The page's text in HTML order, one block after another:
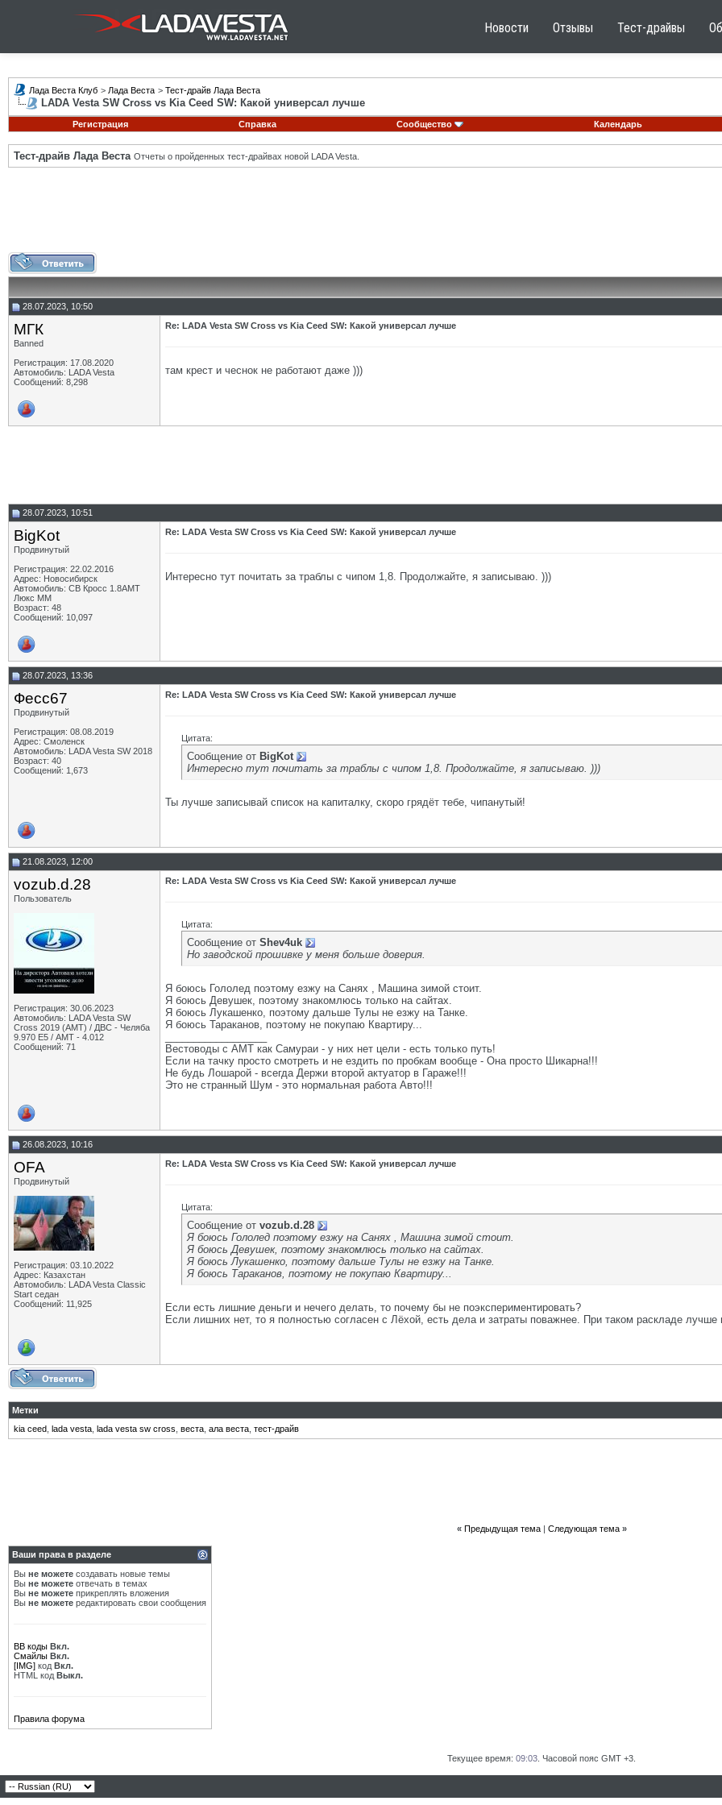
Новости Отзывы Тест-драйвы
Лада Веста Клуб > Лада Веста > Тест-драйв Лада Веста
LADA Vesta SW Cross vs Kia Ceed SW: Какой универсал лучше
Регистрация Справка Сообщество Календарь
Тест-драйв Лада Веста Отчеты о пройденных тест-драйвах новой LADA Vesta.
28.07.2023, 10:50
МГК
Banned
Регистрация: 17.08.2020
Автомобиль: LADA Vesta
Сообщений: 8,298
Re: LADA Vesta SW Cross vs Kia Ceed SW: Какой универсал лучше
там крест и чеснок не работают даже )))
28.07.2023, 10:51
BigKot
Продвинутый
Регистрация: 22.02.2016
Адрес: Новосибирск
Автомобиль: СВ Кросс 1.8АМТ
Люкс ММ
Возраст: 48
Сообщений: 10,097
Re: LADA Vesta SW Cross vs Kia Ceed SW: Какой универсал лучше
Интересно тут почитать за траблы с чипом 1,8. Продолжайте, я записываю. )))
28.07.2023, 13:36
Фесс67
Продвинутый
Регистрация: 08.08.2019
Адрес: Смоленск
Автомобиль: LADA Vesta SW 2018
Возраст: 40
Сообщений: 1,673
Re: LADA Vesta SW Cross vs Kia Ceed SW: Какой универсал лучше
Цитата:
Сообщение от BigKot
Интересно тут почитать за траблы с чипом 1,8. Продолжайте, я записываю. )))
Ты лучше записывай список на капиталку, скоро грядёт тебе, чипанутый!
21.08.2023, 12:00
vozub.d.28
Пользователь
Регистрация: 30.06.2023
Автомобиль: LADA Vesta SW
Cross 2019 (AMT) / ДВС - Челяба
9.970 Е5 / АМТ - 4.012
Сообщений: 71
Re: LADA Vesta SW Cross vs Kia Ceed SW: Какой универсал лучше
Цитата:
Сообщение от Shev4uk
Но заводской прошивке у меня больше доверия.
Я боюсь Гололед поэтому езжу на Санях , Машина зимой стоит.
Я боюсь Девушек, поэтому знакомлюсь только на сайтах.
Я боюсь Лукашенко, поэтому дальше Тулы не езжу на Танке.
Я боюсь Тараканов, поэтому не покупаю Квартиру...
Вестоводы с АМТ как Самураи - у них нет цели - есть только путь!
Если на тачку просто смотреть и не ездить по пробкам вообще - Она просто Шикарна!!!
Не будь Лошарой - всегда Держи второй актуатор в Гараже!!!
Это не странный Шум - это нормальная работа Авто!!!
26.08.2023, 10:16
OFA
Продвинутый
Регистрация: 03.10.2022
Адрес: Казахстан
Автомобиль: LADA Vesta Classic
Start седан
Сообщений: 11,925
Re: LADA Vesta SW Cross vs Kia Ceed SW: Какой универсал лучше
Цитата:
Сообщение от vozub.d.28
Я боюсь Гололед поэтому езжу на Санях , Машина зимой стоит.
Я боюсь Девушек, поэтому знакомлюсь только на сайтах.
Я боюсь Лукашенко, поэтому дальше Тулы не езжу на Танке.
Я боюсь Тараканов, поэтому не покупаю Квартиру...
Если есть лишние деньги и нечего делать, то почему бы не поэкспериментировать?
Если лишних нет, то я полностью согласен с Лёхой, есть дела и затраты поважнее. При таком раскладе
Метки
kia ceed lada vesta lada vesta sw cross веста ала веста тест-драйв
« Предыдущая тема| Следующая тема »
Ваши права в разделе
Вы не можете создавать новые темы
Вы не можете отвечать в темах
Вы не можете прикреплять вложения
Вы не можете редактировать свои сообщения
BB коды Вкл.
Смайлы Вкл.
[IMG] код Вкл.
HTML код Выкл.
Правила форума
Текущее время: 09:03 . Часовой пояс GMT +3.